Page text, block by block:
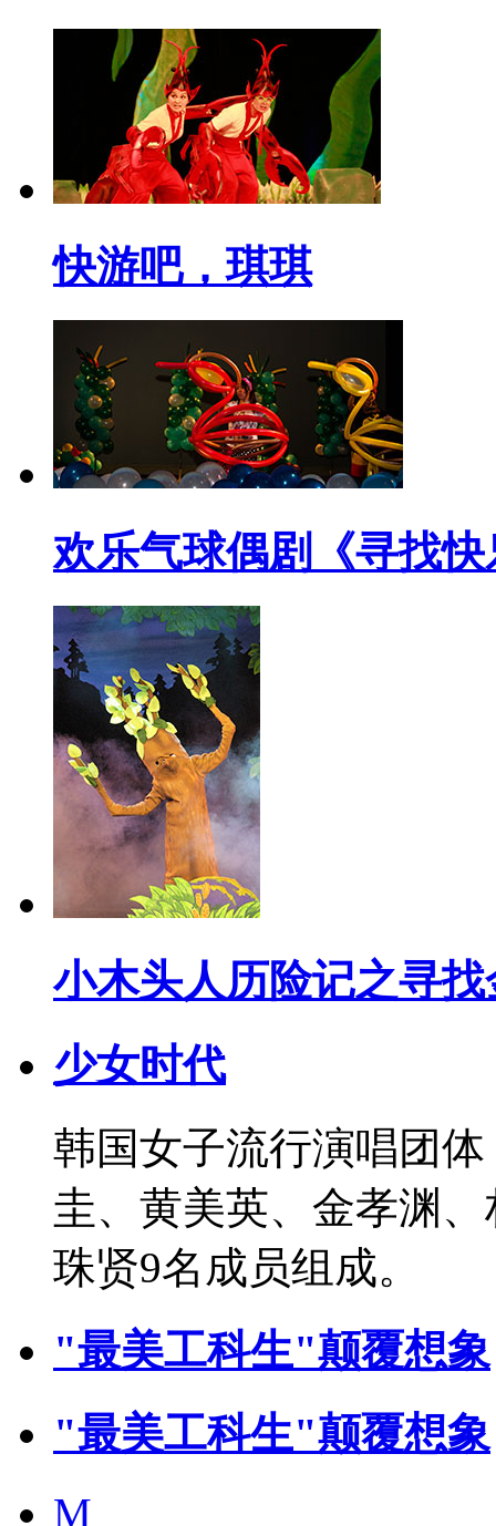
快游吧，琪琪
欢乐气球偶剧《寻找
小木头人历险记之寻
少女时代
韩国女子流行演唱团
圭、黄美英、金孝渊
珠贤9名成员组成。
"最美工科生"颠覆想象
"最美工科生"颠覆想象
M